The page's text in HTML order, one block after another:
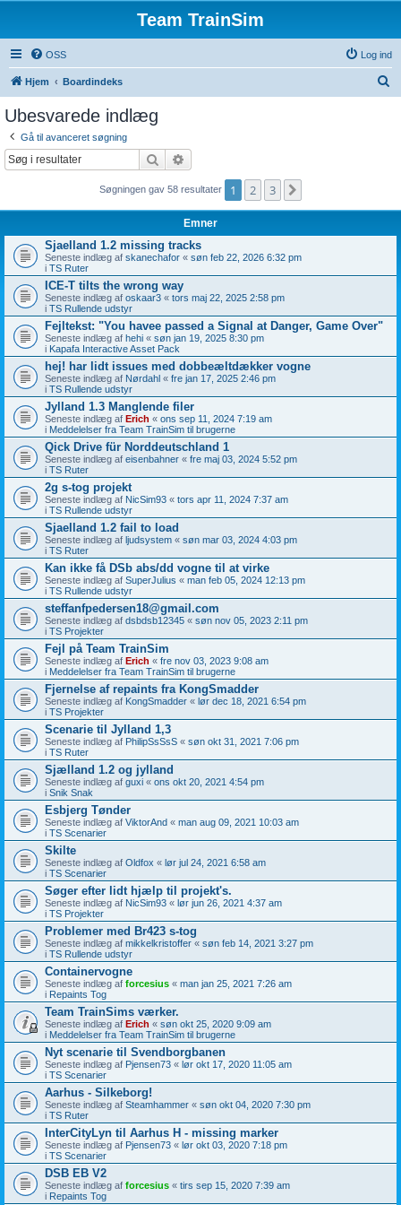
Team TrainSim
OSS Log ind
Hjem Boardindeks
Ubesvarede indlæg
Gå til avanceret søgning
Søg
Søgningen gav 58 resultater 1 2 3
Emner
Sjaelland 1.2 missing tracks
Seneste indlæg af skanechafor « søn feb 22, 2026 6:32 pm
i TS Ruter
ICE-T tilts the wrong way
Seneste indlæg af oskaar3 « tors maj 22, 2025 2:58 pm
i TS Rullende udstyr
Fejltekst: "You havee passed a Signal at Danger, Game Over"
Seneste indlæg af hehi « søn jan 19, 2025 8:30 pm
i Kapafa Interactive Asset Pack
hej! har lidt issues med dobbeæltdækker vogne
Seneste indlæg af Nørdahl « fre jan 17, 2025 2:46 pm
i TS Rullende udstyr
Jylland 1.3 Manglende filer
Seneste indlæg af Erich « ons sep 11, 2024 7:19 am
i Meddelelser fra Team TrainSim til brugerne
Qick Drive für Norddeutschland 1
Seneste indlæg af eisenbahner « fre maj 03, 2024 5:52 pm
i TS Ruter
2g s-tog projekt
Seneste indlæg af NicSim93 « tors apr 11, 2024 7:37 am
i TS Rullende udstyr
Sjaelland 1.2 fail to load
Seneste indlæg af ljudsystem « søn mar 03, 2024 4:03 pm
i TS Ruter
Kan ikke få DSb abs/dd vogne til at virke
Seneste indlæg af SuperJulius « man feb 05, 2024 12:13 pm
i TS Rullende udstyr
steffanfpedersen18@gmail.com
Seneste indlæg af dsbdsb12345 « søn nov 05, 2023 2:11 pm
i TS Projekter
Fejl på Team TrainSim
Seneste indlæg af Erich « fre nov 03, 2023 9:08 am
i Meddelelser fra Team TrainSim til brugerne
Fjernelse af repaints fra KongSmadder
Seneste indlæg af KongSmadder « lør dec 18, 2021 6:54 pm
i TS Projekter
Scenarie til Jylland 1,3
Seneste indlæg af PhilipSsSsS « søn okt 31, 2021 7:06 pm
i TS Ruter
Sjælland 1.2 og jylland
Seneste indlæg af guxi « ons okt 20, 2021 4:54 pm
i Snik Snak
Esbjerg Tønder
Seneste indlæg af ViktorAnd « man aug 09, 2021 10:03 am
i TS Scenarier
Skilte
Seneste indlæg af Oldfox « lør jul 24, 2021 6:58 am
i TS Scenarier
Søger efter lidt hjælp til projekt's.
Seneste indlæg af NicSim93 « lør jun 26, 2021 4:37 am
i TS Projekter
Problemer med Br423 s-tog
Seneste indlæg af mikkelkristoffer « søn feb 14, 2021 3:27 pm
i TS Rullende udstyr
Containervogne
Seneste indlæg af forcesius « man jan 25, 2021 7:26 am
i Repaints Tog
Team TrainSims værker.
Seneste indlæg af Erich « søn okt 25, 2020 9:09 am
i Meddelelser fra Team TrainSim til brugerne
Nyt scenarie til Svendborgbanen
Seneste indlæg af Pjensen73 « lør okt 17, 2020 11:05 am
i TS Scenarier
Aarhus - Silkeborg!
Seneste indlæg af Steamhammer « søn okt 04, 2020 7:30 pm
i TS Ruter
InterCityLyn til Aarhus H - missing marker
Seneste indlæg af Pjensen73 « lør okt 03, 2020 7:18 pm
i TS Scenarier
DSB EB V2
Seneste indlæg af forcesius « tirs sep 15, 2020 7:39 am
i Repaints Tog